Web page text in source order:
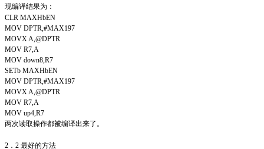
现编译结果为：
CLR MAXHbEN
MOV DPTR,#MAX197
MOVX A,@DPTR
MOV R7,A
MOV down8,R7
SETb MAXHbEN
MOV DPTR,#MAX197
MOVX A,@DPTR
MOV R7,A
MOV up4,R7
两次读取操作都被编译出来了。
2．2 最好的方法